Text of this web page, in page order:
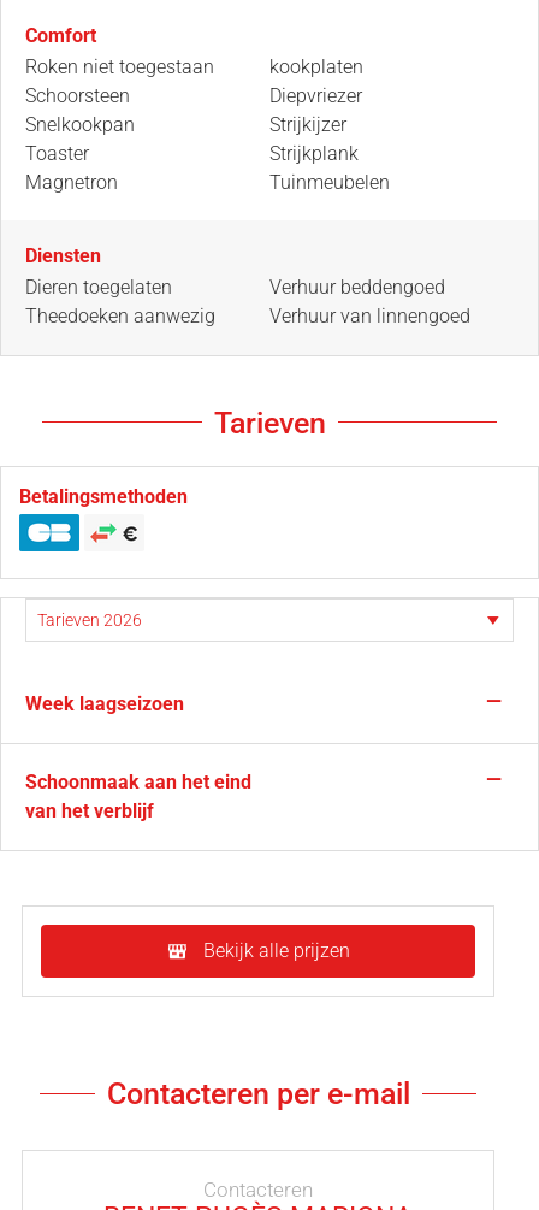
Comfort
Roken niet toegestaan
Schoorsteen
Snelkookpan
Toaster
Magnetron
kookplaten
Diepvriezer
Strijkijzer
Strijkplank
Tuinmeubelen
Diensten
Dieren toegelaten
Theedoeken aanwezig
Verhuur beddengoed
Verhuur van linnengoed
Tarieven
Betalingsmethoden
Week laagseizoen —
Schoonmaak aan het eind
van het verblijf
—
Bekijk alle prijzen
Contacteren per e-mail
Contacteren